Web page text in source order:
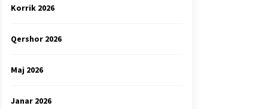
Korrik 2026
Qershor 2026
Maj 2026
Janar 2026